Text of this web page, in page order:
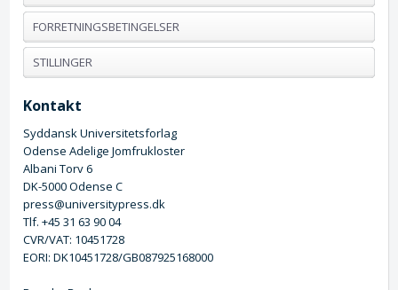
FORRETNINGSBETINGELSER
STILLINGER
Kontakt
Syddansk Universitetsforlag
Odense Adelige Jomfrukloster
Albani Torv 6
DK-5000 Odense C
press@universitypress.dk
Tlf. +45 31 63 90 04
CVR/VAT: 10451728
EORI: DK10451728/GB087925168000